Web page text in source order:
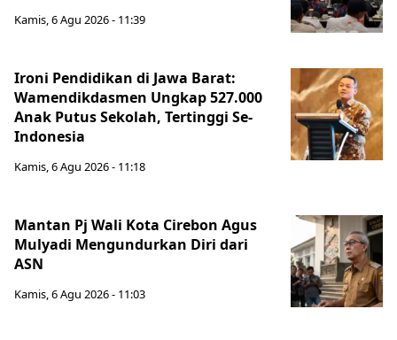
Kamis, 6 Agu 2026 - 11:39
Ironi Pendidikan di Jawa Barat:
Wamendikdasmen Ungkap 527.000
Anak Putus Sekolah, Tertinggi Se-
Indonesia
Kamis, 6 Agu 2026 - 11:18
Mantan Pj Wali Kota Cirebon Agus
Mulyadi Mengundurkan Diri dari
ASN
Kamis, 6 Agu 2026 - 11:03